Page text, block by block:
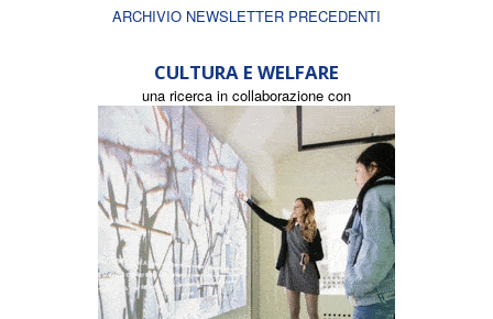
ARCHIVIO NEWSLETTER PRECEDENTI
CULTURA E WELFARE
una ricerca in collaborazione con